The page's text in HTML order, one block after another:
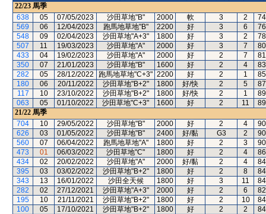
22/23 馬季
638
05 07/05/2023 沙田草地"B" 2000 軟 3 2
74
569
06 12/04/2023 跑馬地草地"B" 2200 好 3 6
76
548
09 02/04/2023 沙田草地"A+3" 1800 好 3 2
78
507
11 19/03/2023 沙田草地"A" 2000 好 3 7
80
433
04 19/02/2023 沙田草地"A" 2000 好 2 7
81
350
07 21/01/2023 沙田草地"B" 1600 好 2 4
83
282
05 28/12/2022 跑馬地草地"C+3" 2200 好 2 1
85
180
06 20/11/2022 沙田草地"B+2" 1800 好/快 2 5
87
117
10 23/10/2022 沙田草地"B+2" 1800 好/快 2 1
89
063
05 01/10/2022 沙田草地"C+3" 1600 好 2 11
89
21/22 馬季
704
10 29/05/2022 沙田草地"B" 2000 好 2 4
90
626
03 01/05/2022 沙田草地"B" 2400 好/黏 G3 2
90
560
07 06/04/2022 跑馬地草地"A" 1800 好 2 3
90
473
01 06/03/2022 沙田草地"C" 1800 好 2 4
86
434
02 20/02/2022 沙田草地"A" 2000 好/黏 2 4
84
395
03 03/02/2022 沙田草地"B+2" 1800 好 2 8
84
343
13 16/01/2022 沙田全天候 1800 好 3 11
84
282
02 27/12/2021 沙田草地"A+3" 2000 好 2 6
82
195
10 21/11/2021 沙田草地"B+2" 1800 好 2 10
84
100
05 17/10/2021 沙田草地"B+2" 1800 好 2 2
84